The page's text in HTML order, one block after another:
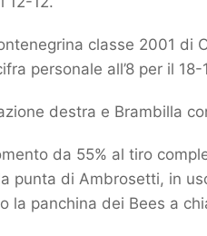
classe 2001
personale all’8 per il
destra e Brambilla
da 55% al tiro
punta di Ambrosetti, in
la panchina dei Bees a